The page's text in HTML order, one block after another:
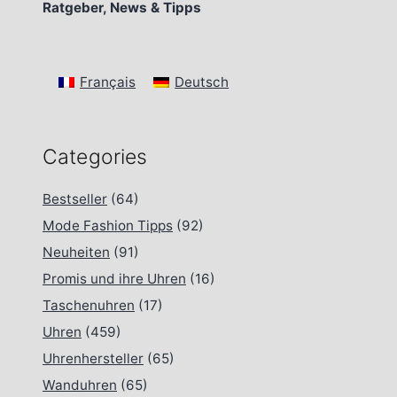
Ratgeber, News & Tipps
Français Deutsch
Categories
Bestseller (64)
Mode Fashion Tipps (92)
Neuheiten (91)
Promis und ihre Uhren (16)
Taschenuhren (17)
Uhren (459)
Uhrenhersteller (65)
Wanduhren (65)